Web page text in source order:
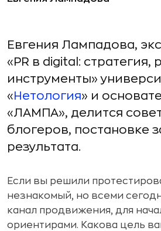
Евгения Лампадова,
«PR в digital: стратегия,
инструменты»
«Нетология» и
«ЛАМПА», делится
блогеров, постановке
результата.
Если вы решили
незнакомый, но всеми
канал продвижения, для
ориентирами. Какова цель